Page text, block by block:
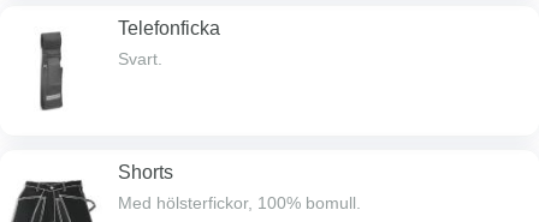
Telefonficka
Svart.
Shorts
Med hölsterfickor, 100% bomull.